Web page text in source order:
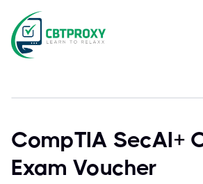
CompTIA SecAI+
Exam Voucher